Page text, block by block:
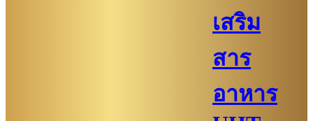
เสริม
สาร
อาหาร